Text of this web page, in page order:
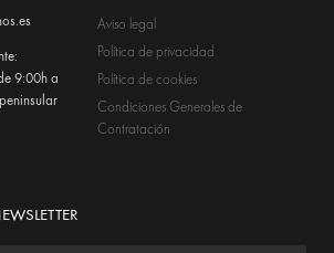
9:00h a
Aviso legal
Política de privacidad
Política de cookies
Condiciones Generales de
Contratación